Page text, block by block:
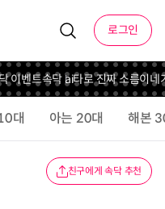
로그인
이벤트속닥 ai타로 진짜 소름이네
대 아는 20대 해본
친구에게 속닥 추천